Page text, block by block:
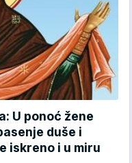
U ponoć žene
duše i
iskreno i u miru